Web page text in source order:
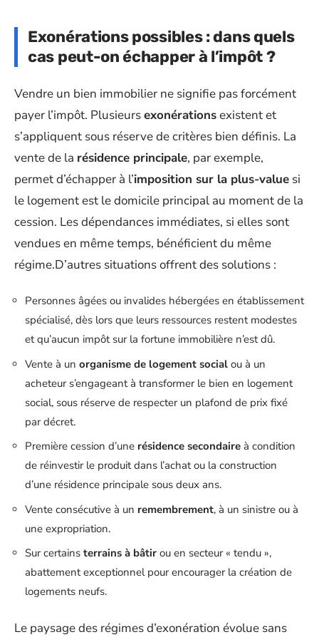
Exonérations possibles : dans quels
cas peut-on échapper à l’impôt ?
Vendre un bien immobilier ne signifie pas forcément
payer l’impôt. Plusieursexonérationsexistent et
s’appliquent sous réserve de critères bien définis. La
vente de la résidence principale, par exemple,
permet d’échapper à l’imposition sur la plus-value si
le logement est le domicile principal au moment de la
cession. Les dépendances immédiates, si elles sont
vendues en même temps, bénéficient du même
régime.D’autres situations offrent des solutions :
Personnes âgées ou invalides hébergées en établissement
spécialisé, dès lors que leurs ressources restent modestes
et qu’aucun impôt sur la fortune immobilière n’est dû.
Vente à un organisme de logement social ou à un
acheteur s’engageant à transformer le bien en logement
social, sous réserve de respecter un plafond de prix fixé
par décret.
Première cession d’une résidence secondaire à condition
de réinvestir le produit dans l’achat ou la construction
d’une résidence principale sous deux ans.
Vente consécutive à un remembrement, à un sinistre ou à
une expropriation.
Sur certains terrains à bâtir ou en secteur « tendu »,
abattement exceptionnel pour encourager la création de
logements neufs.
Le paysage des régimes d’exonération évolue sans